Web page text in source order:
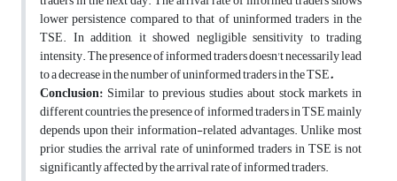
lower persistence compared to that of uninformed traders in the
TSE. In addition, it showed negligible sensitivity to trading
intensity. The presence of informed traders doesn't necessarily lead
to a decrease in the number of uninformed traders in the TSE.
Conclusion: Similar to previous studies about stock markets in
different countries, the presence of informed traders in TSE mainly
depends upon their information-related advantages. Unlike most
prior studies, the arrival rate of uninformed traders in TSE is not
significantly affected by the arrival rate of informed traders.